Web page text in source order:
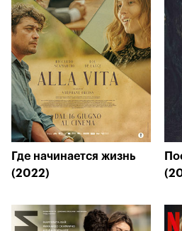
Где начинается жизнь
(2022)